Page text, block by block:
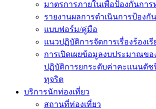
มาตรการภายในเพื่อป้องกันการ
รายงานผลการดำเนินการป้องกั
แบบฟอร์ม/คู่มือ
แนวปฏิบัติการจัดการเรื่องร้องเ
การเปิดเผยข้อมูลงบประมาณข
ปฏิบัติการยกระดับค่าคะเเนนดัช
ทุจริต
บริการนักท่องเที่ยว
สถานที่ท่องเที่ยว